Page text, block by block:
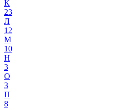
К
23
Л
12
М
10
Н
3
О
3
П
8